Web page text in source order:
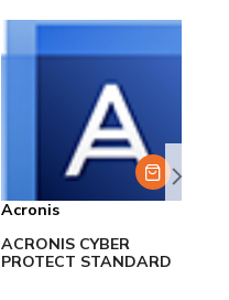
Acronis
ACRONIS CYBER
PROTECT STANDARD